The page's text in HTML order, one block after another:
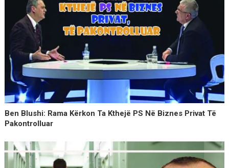
Ben Blushi: Rama Kërkon Ta Kthejë PS Në Biznes Privat Të
Pakontrolluar